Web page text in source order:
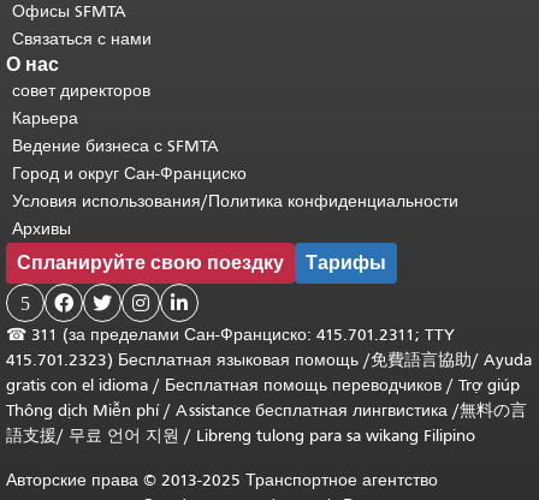
Офисы SFMTA
Связаться с нами
О нас
совет директоров
Карьера
Ведение бизнеса с SFMTA
Город и округ Сан-Франциско
Условия использования/Политика конфиденциальности
Архивы
Спланируйте свою поездку Тарифы
5    
☎ 311 (за пределами Сан-Франциско: 415.701.2311; TTY
415.701.2323) Бесплатная языковая помощь /免費語言協助/ Ayuda
gratis con el idioma / Бесплатная помощь переводчиков / Trợ giúp
Thông dịch Miễn phí/ Assistance бесплатная лингвистика /無料の言
語支援/ 무료 언어 지원 / Libreng tulong para sa wikang Filipino
Авторские права © 2013-2025 Транспортное агентство